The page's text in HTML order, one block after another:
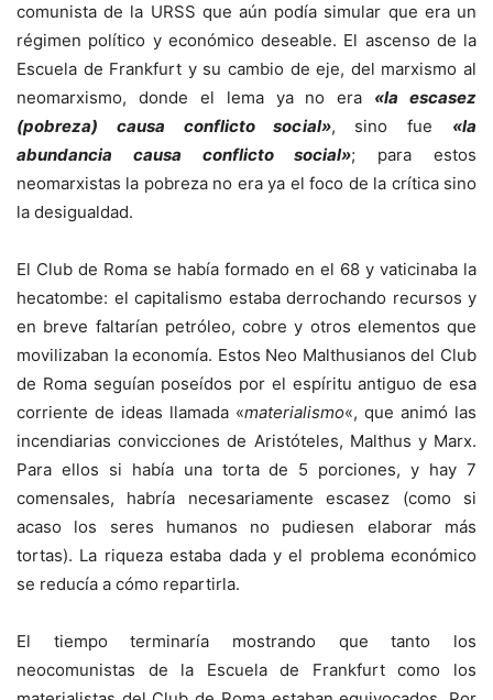
comunista de la URSS que aún podía simular que era un
régimen político y económico deseable. El ascenso de la
Escuela de Frankfurt y su cambio de eje, del marxismo al
neomarxismo, donde el lema ya no era «la escasez
(pobreza) causa conflicto social», sino fue «la
abundancia causa conflicto social»; para estos
neomarxistas la pobreza no era ya el foco de la crítica sino
la desigualdad.
El Club de Roma se había formado en el 68 y vaticinaba la
hecatombe: el capitalismo estaba derrochando recursos y
en breve faltarían petróleo, cobre y otros elementos que
movilizaban la economía. Estos Neo Malthusianos del Club
de Roma seguían poseídos por el espíritu antiguo de esa
corriente de ideas llamada «materialismo«, que animó las
incendiarias convicciones de Aristóteles, Malthus y Marx.
Para ellos si había una torta de 5 porciones, y hay 7
comensales, habría necesariamente escasez (como si
acaso los seres humanos no pudiesen elaborar más
tortas). La riqueza estaba dada y el problema económico
se reducía a cómo repartirla.
El tiempo terminaría mostrando que tanto los
neocomunistas de la Escuela de Frankfurt como los